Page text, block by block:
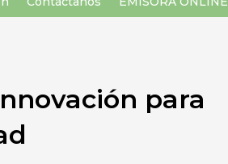
para